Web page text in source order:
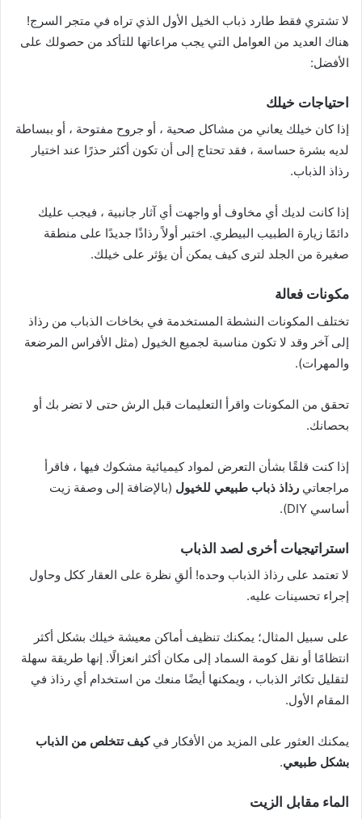
لا تشتري فقط طارد ذباب الخيل الأول الذي تراه في متجر السرج!
هناك العديد من العوامل التي يجب مراعاتها للتأكد من حصولك على
الأفضل:
احتياجات خيلك
إذا كان خيلك يعاني من مشاكل صحية ، أو جروح مفتوحة ، أو ببساطة
لديه بشرة حساسة ، فقد تحتاج إلى أن تكون أكثر حذرًا عند اختيار
رذاذ الذباب.
إذا كانت لديك أي مخاوف أو واجهت أي آثار جانبية ، فيجب عليك
دائمًا زيارة الطبيب البيطري. اختبر أولاً رذاذًا جديدًا على منطقة
صغيرة من الجلد لترى كيف يمكن أن يؤثر على خيلك.
مكونات فعالة
تختلف المكونات النشطة المستخدمة في بخاخات الذباب من رذاذ
إلى آخر وقد لا تكون مناسبة لجميع الخيول (مثل الأفراس المرضعة
والمهرات).
تحقق من المكونات واقرأ التعليمات قبل الرش حتى لا تضر بك أو
بحصانك.
إذا كنت قلقًا بشأن التعرض لمواد كيميائية مشكوك فيها ، فاقرأ
مراجعاتي رذاذ ذباب طبيعي للخيول (بالإضافة إلى وصفة زيت
أساسي DIY).
استراتيجيات أخرى لصد الذباب
لا تعتمد على رذاذ الذباب وحده! ألقِ نظرة على العقار ككل وحاول
إجراء تحسينات عليه.
على سبيل المثال؛ يمكنك تنظيف أماكن معيشة خيلك بشكل أكثر
انتظامًا أو نقل كومة السماد إلى مكان أكثر انعزالًا. إنها طريقة سهلة
لتقليل تكاثر الذباب ، ويمكنها أيضًا منعك من استخدام أي رذاذ في
المقام الأول.
يمكنك العثور على المزيد من الأفكار فيكيف تتخلص من الذباب
بشكل طبيعي.
الماء مقابل الزيت